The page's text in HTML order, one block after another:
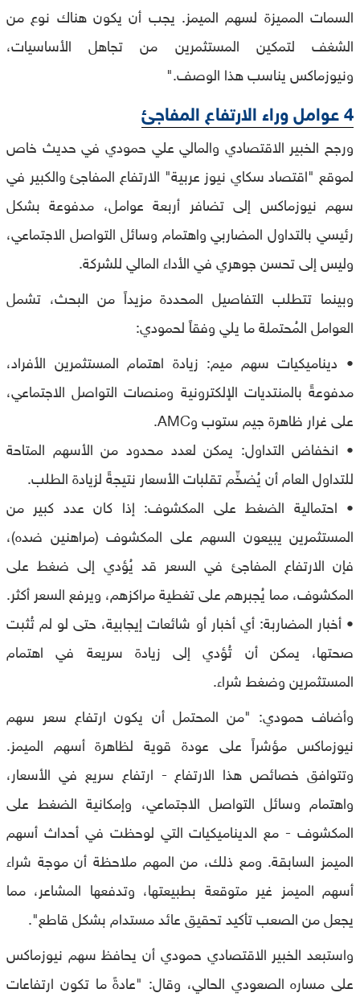
السمات المميزة لسهم الميمز. يجب أن يكون هناك نوع من
الشغف لتمكين المستثمرين من تجاهل الأساسيات،
ونيوزماكس يناسب هذا الوصف."
4 عوامل وراء الارتفاع المفاجئ
ورجح الخبير الاقتصادي والمالي علي حمودي في حديث خاص
لموقع "اقتصاد سكاي نيوز عربية" الارتفاع المفاجئ والكبير في
سهم نيوزماكس إلى تضافر أربعة عوامل، مدفوعة بشكل
رئيسي بالتداول المضاربي واهتمام وسائل التواصل الاجتماعي،
وليس إلى تحسن جوهري في الأداء المالي للشركة.
وبينما تتطلب التفاصيل المحددة مزيداً من البحث، تشمل
العوامل المُحتملة ما يلي وفقاً لحمودي:
• ديناميكيات سهم ميم: زيادة اهتمام المستثمرين الأفراد،
مدفوعةً بالمنتديات الإلكترونية ومنصات التواصل الاجتماعي،
على غرار ظاهرة جيم ستوب وAMC.
• انخفاض التداول: يمكن لعدد محدود من الأسهم المتاحة
للتداول العام أن يُضخِّم تقلبات الأسعار نتيجةً لزيادة الطلب.
• احتمالية الضغط على المكشوف: إذا كان عدد كبير من
المستثمرين يبيعون السهم على المكشوف (مراهنين ضده)،
فإن الارتفاع المفاجئ في السعر قد يُؤدي إلى ضغط على
المكشوف، مما يُجبرهم على تغطية مراكزهم، ويرفع السعر أكثر.
• أخبار المضاربة: أي أخبار أو شائعات إيجابية، حتى لو لم تُثبت
صحتها، يمكن أن تُؤدي إلى زيادة سريعة في اهتمام
المستثمرين وضغط شراء.
وأضاف حمودي: "من المحتمل أن يكون ارتفاع سعر سهم
نيوزماكس مؤشراً على عودة قوية لظاهرة أسهم الميمز.
وتتوافق خصائص هذا الارتفاع - ارتفاع سريع في الأسعار،
واهتمام وسائل التواصل الاجتماعي، وإمكانية الضغط على
المكشوف - مع الديناميكيات التي لوحظت في أحداث أسهم
الميمز السابقة. ومع ذلك، من المهم ملاحظة أن موجة شراء
أسهم الميمز غير متوقعة بطبيعتها، وتدفعها المشاعر، مما
يجعل من الصعب تأكيد تحقيق عائد مستدام بشكل قاطع".
واستبعد الخبير الاقتصادي حمودي أن يحافظ سهم نيوزماكس
على مساره الصعودي الحالي، وقال: "عادةً ما تكون ارتفاعات